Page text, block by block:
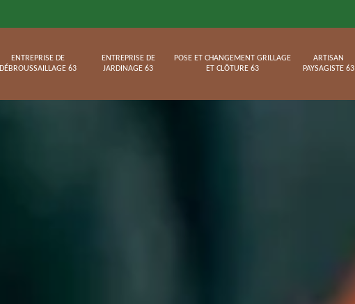
ENTREPRISE DE
DÉBROUSSAILLAGE 63
ENTREPRISE DE
JARDINAGE 63
POSE ET CHANGEMENT GRILLAGE
ET CLÔTURE 63
ARTISAN
PAYSAGISTE 63